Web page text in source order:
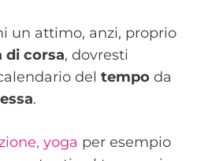
un attimo, anzi, proprio
di corsa, dovresti
del tempo da
.
yoga per esempio